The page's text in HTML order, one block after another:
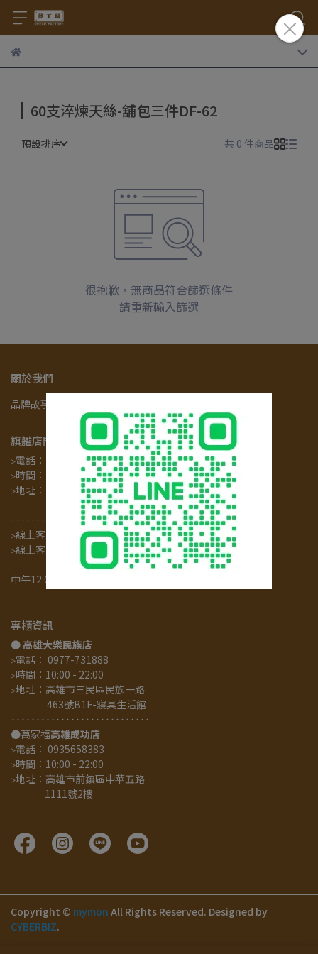
60支淬煉天絲-舖包三件DF-62
預設排序 共 0 件商品
很抱歉，無商品符合篩選條件
請重新輸入篩選
關於我們
品牌故事
旗艦店門市
▹電話： 06-2808258#299
▹時間：12:00 - 21:00
▹地址：台南市中西區中華西路
二段460號 夢工場
‥‥‥‥‥‥‥‥‥‥‥‥‥‥
▹線上客服專線： 06-2808258
▹線上客服時間：每周一至五
08:30-17:30
中午12:00-13:00及例假日休息
專櫃資訊
● 高雄大樂民族店
▹電話： 0977-731888
▹時間：10:00 - 22:00
▹地址：高雄市三民區民族一路
463號B1F-寢具生活館
‥‥‥‥‥‥‥‥‥‥‥‥‥‥
●萬家福高雄成功店
▹電話： 0935658383
▹時間：10:00 - 22:00
▹地址：高雄市前鎮區中華五路
1111號2樓
Copyright © mymon All Rights Reserved. Designed by
CYBERBIZ.